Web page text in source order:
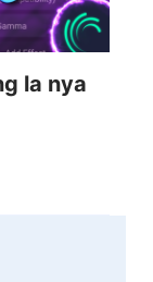
la nya